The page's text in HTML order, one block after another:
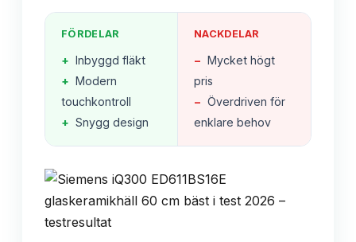
FÖRDELAR
+ Inbyggd fläkt
+ Modern
touchkontroll
+ Snygg design
NACKDELAR
− Mycket högt
pris
− Överdriven för
enklare behov